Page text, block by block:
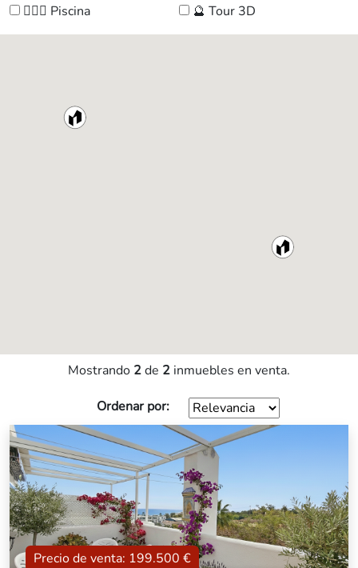
🏊🏼‍♀️ Piscina
🔮 Tour 3D
Mostrando 2de 2 inmuebles en venta.
Ordenar por:
Precio de venta: 199.500 €